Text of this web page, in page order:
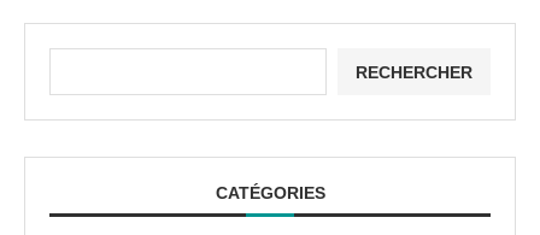
RECHERCHER
CATÉGORIES